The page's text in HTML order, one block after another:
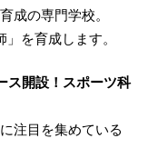
成の専門学校。
を育成します。
ス開設！スポーツ科
注目を集めている